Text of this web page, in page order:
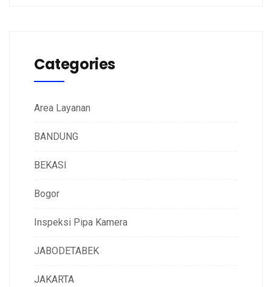
Categories
Area Layanan
BANDUNG
BEKASI
Bogor
Inspeksi Pipa Kamera
JABODETABEK
JAKARTA